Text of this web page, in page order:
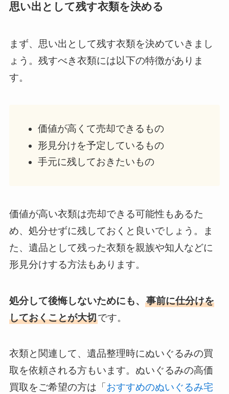
思い出として残す衣類を決める
まず、思い出として残す衣類を決めていきまし
ょう。残すべき衣類には以下の特徴がありま
す。
価値が高くて売却できるもの
形見分けを予定しているもの
手元に残しておきたいもの
価値が高い衣類は売却できる可能性もあるた
め、処分せずに残しておくと良いでしょう。ま
た、遺品として残った衣類を親族や知人などに
形見分けする方法もあります。
処分して後悔しないためにも、 事前に仕分けを
しておくことが大切です。
衣類と関連して、遺品整理時にぬいぐるみの買
取を依頼される方もいます。ぬいぐるみの高価
買取をご希望の方は「 おすすめのぬいぐるみ宅